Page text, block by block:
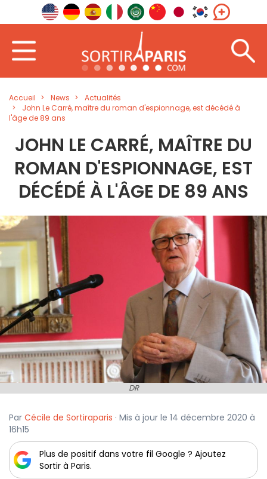
Accueil News
Actualités
John Le Carré, maître du roman d'espionnage, est décédé à
l'âge de 89 ans
JOHN LE CARRÉ, MAÎTRE DU
ROMAN D'ESPIONNAGE, EST
DÉCÉDÉ À L'ÂGE DE 89 ANS
DR
Par Cécile de Sortiraparis · Mis à jour le 14 décembre 2020 à
16h15
Plus de positif dans votre fil Google ? Ajoutez
Sortir à Paris.